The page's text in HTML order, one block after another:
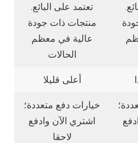
تعتمد على البائع.
منتجات ذات جودة
عالية في معظم
الحالات
أعلى قليلا
خيارات دفع متعددة؛
اشتري الآن وادفع
لاحقا